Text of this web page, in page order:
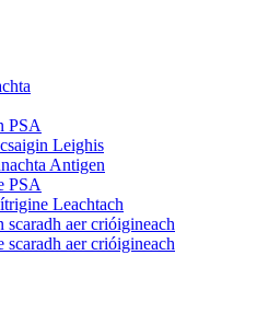
PSA
Leighis
Antigen
PSA
Leachtach
scaradh aer crióigineach
aer crióigineach